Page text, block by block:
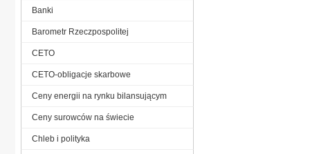
Banki
Barometr Rzeczpospolitej
CETO
CETO-obligacje skarbowe
Ceny energii na rynku bilansującym
Ceny surowców na świecie
Chleb i polityka